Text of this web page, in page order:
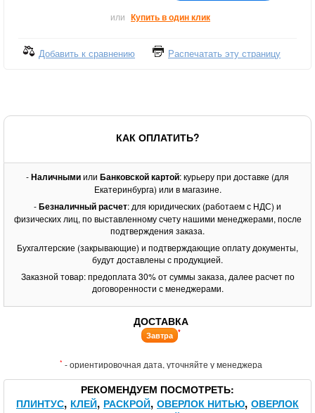
или Купить в один клик
Добавить к сравнению Распечатать эту страницу
КАК ОПЛАТИТЬ?
-Наличнымиили Банковской картой: курьеру при доставке (для
Екатеринбурга) или в магазине.
-Безналичный расчет: для юридических (работаем с НДС) и
физических лиц, по выставленному счету нашими менеджерами, после
подтверждения заказа.
Бухгалтерские (закрывающие) и подтверждающие оплату документы,
будут доставлены с продукцией.
Заказной товар: предоплата 30% от суммы заказа, далее расчет по
договоренности с менеджерами.
ДОСТАВКА
Завтра *
* - ориентировочная дата, уточняйте у менеджера
РЕКОМЕНДУЕМ ПОСМОТРЕТЬ
ПЛИНТУС КЛЕЙ РАСКРОЙ ОВЕРЛОК НИТЬЮ ОВЕРЛОК